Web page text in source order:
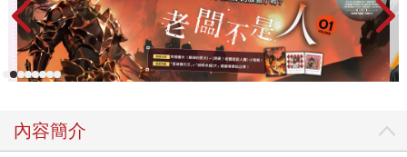
內容簡介